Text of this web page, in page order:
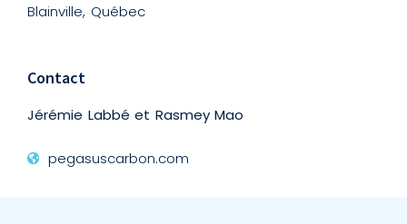
Blainville, Québec
Contact
Jérémie Labbé et Rasmey Mao
pegasuscarbon.com